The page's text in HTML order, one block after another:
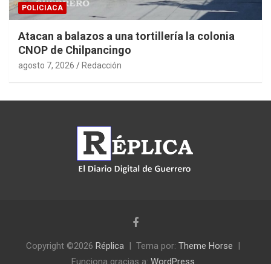
POLICIACA
Atacan a balazos a una tortillería la colonia
CNOP de Chilpancingo
agosto 7, 2026 Redacción
Copyright ©2026 Réplica Tema por: Theme Horse
Funciona gracias a: WordPress